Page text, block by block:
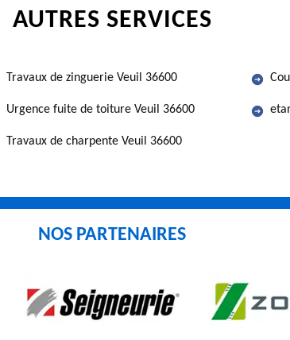
AUTRES SERVICES
Travaux de zinguerie Veuil 36600
Urgence fuite de toiture Veuil 36600
Travaux de charpente Veuil 36600
NOS PARTENAIRES